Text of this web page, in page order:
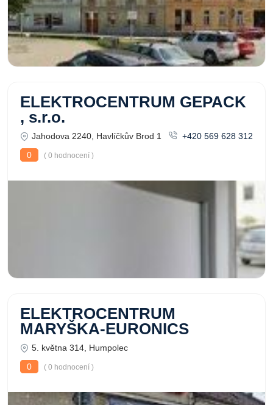
ELEKTROCENTRUM GEPACK
, s.r.o.
Jahodova 2240, Havlíčkův Brod 1
+420 569 628 312
0
( 0 hodnocení )
ELEKTROCENTRUM
MARYŠKA-EURONICS
5. května 314, Humpolec
0
( 0 hodnocení )